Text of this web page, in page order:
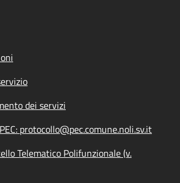
dei servizi
protocollo@pec.comune.noli.sv.it
Telematico Polifunzionale (v.